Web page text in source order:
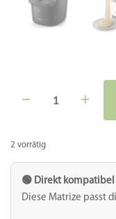
2 vorrätig
POM
/
für
Philips
Pastamaker
🟢 Direkt
Diese Matrize passt